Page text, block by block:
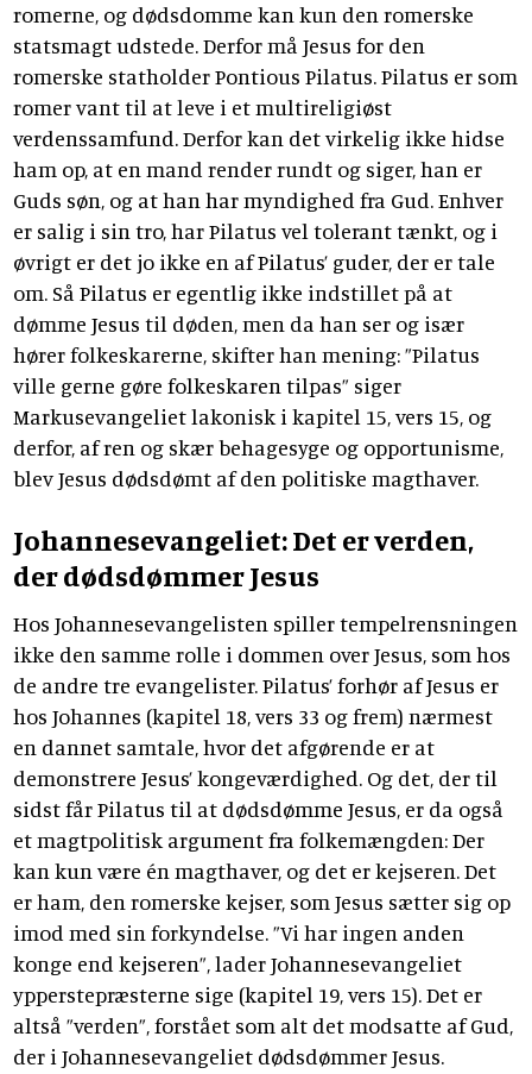
romerne, og dødsdomme kan kun den romerske
statsmagt udstede. Derfor må Jesus for den
romerske statholder Pontious Pilatus. Pilatus er som
romer vant til at leve i et multireligiøst
verdenssamfund. Derfor kan det virkelig ikke hidse
ham op, at en mand render rundt og siger, han er
Guds søn, og at han har myndighed fra Gud. Enhver
er salig i sin tro, har Pilatus vel tolerant tænkt, og i
øvrigt er det jo ikke en af Pilatus’ guder, der er tale
om. Så Pilatus er egentlig ikke indstillet på at
dømme Jesus til døden, men da han ser og især
hører folkeskarerne, skifter han mening: ”Pilatus
ville gerne gøre folkeskaren tilpas” siger
Markusevangeliet lakonisk i kapitel 15, vers 15, og
derfor, af ren og skær behagesyge og opportunisme,
blev Jesus dødsdømt af den politiske magthaver.
Johannesevangeliet: Det er verden,
der dødsdømmer Jesus
Hos Johannesevangelisten spiller tempelrensningen
ikke den samme rolle i dommen over Jesus, som hos
de andre tre evangelister. Pilatus’ forhør af Jesus er
hos Johannes (kapitel 18, vers 33 og frem) nærmest
en dannet samtale, hvor det afgørende er at
demonstrere Jesus’ kongeværdighed. Og det, der til
sidst får Pilatus til at dødsdømme Jesus, er da også
et magtpolitisk argument fra folkemængden: Der
kan kun være én magthaver, og det er kejseren. Det
er ham, den romerske kejser, som Jesus sætter sig op
imod med sin forkyndelse. ”Vi har ingen anden
konge end kejseren”, lader Johannesevangeliet
ypperstepræsterne sige (kapitel 19, vers 15). Det er
altså ”verden”, forstået som alt det modsatte af Gud,
der i Johannesevangeliet dødsdømmer Jesus.